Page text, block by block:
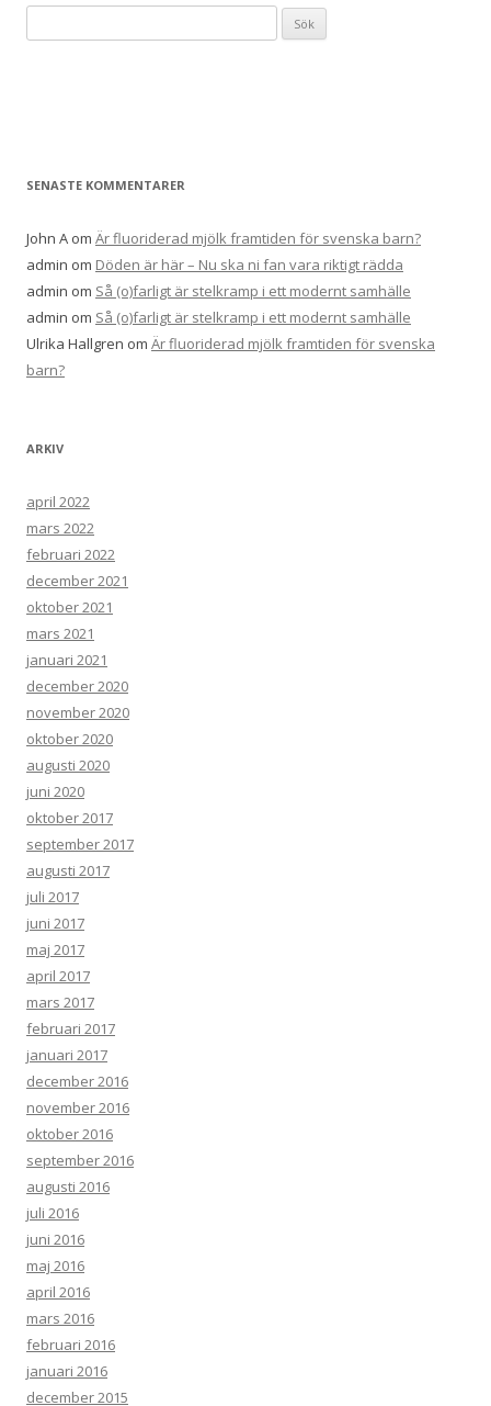
efter:
SENASTE KOMMENTARER
John A om Är fluoriderad mjölk framtiden för svenska barn?
admin om Döden är här – Nu ska ni fan vara riktigt rädda
admin om Så (o)farligt är stelkramp i ett modernt samhälle
admin om Så (o)farligt är stelkramp i ett modernt samhälle
Ulrika Hallgren om Är fluoriderad mjölk framtiden för svenska
barn?
ARKIV
april 2022
mars 2022
februari 2022
december 2021
oktober 2021
mars 2021
januari 2021
december 2020
november 2020
oktober 2020
augusti 2020
juni 2020
oktober 2017
september 2017
augusti 2017
juli 2017
juni 2017
maj 2017
april 2017
mars 2017
februari 2017
januari 2017
december 2016
november 2016
oktober 2016
september 2016
augusti 2016
juli 2016
juni 2016
maj 2016
april 2016
mars 2016
februari 2016
januari 2016
december 2015